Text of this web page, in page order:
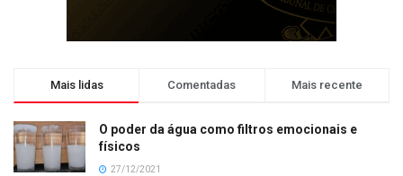
Mais lidas Comentadas Mais recente
O poder da água como filtros emocionais e
físicos
27/12/2021